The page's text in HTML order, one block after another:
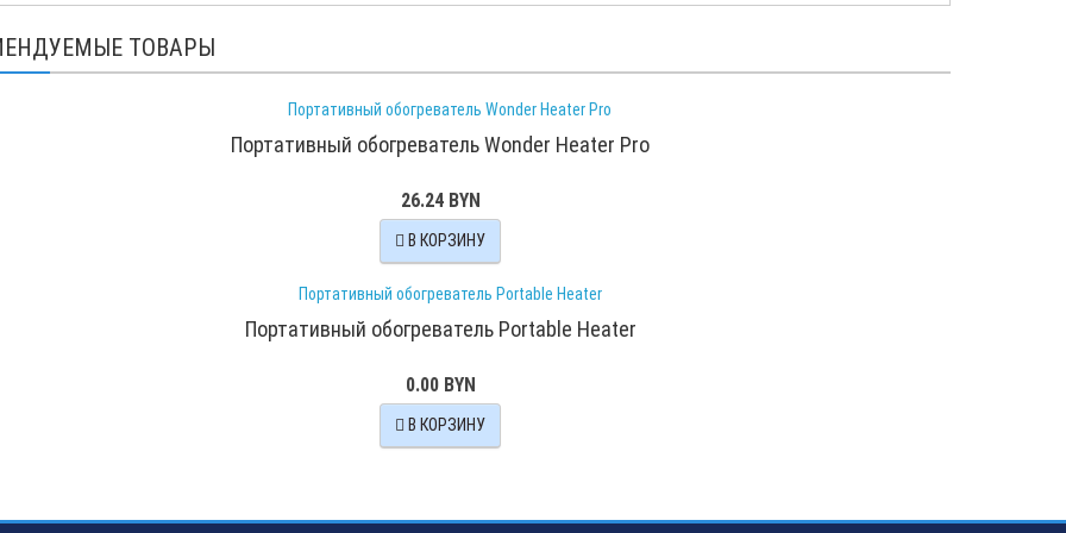
ТОВАРЫ
Портативный обогреватель Wonder Heater Pro
26.24 BYN
В КОРЗИНУ
Портативный обогреватель Portable Heater
0.00 BYN
В КОРЗИНУ